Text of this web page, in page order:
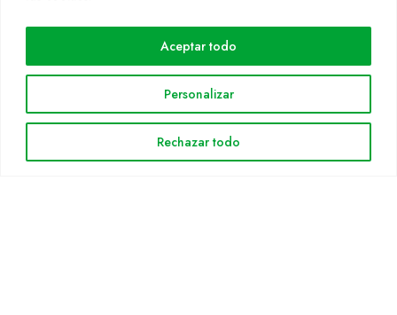
Personalizar
Rechazar todo
Aceptar todo
Árees de treball
Solicitud Catàleg